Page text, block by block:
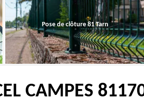
Pose de clôture 81 Tarn
CAMPES